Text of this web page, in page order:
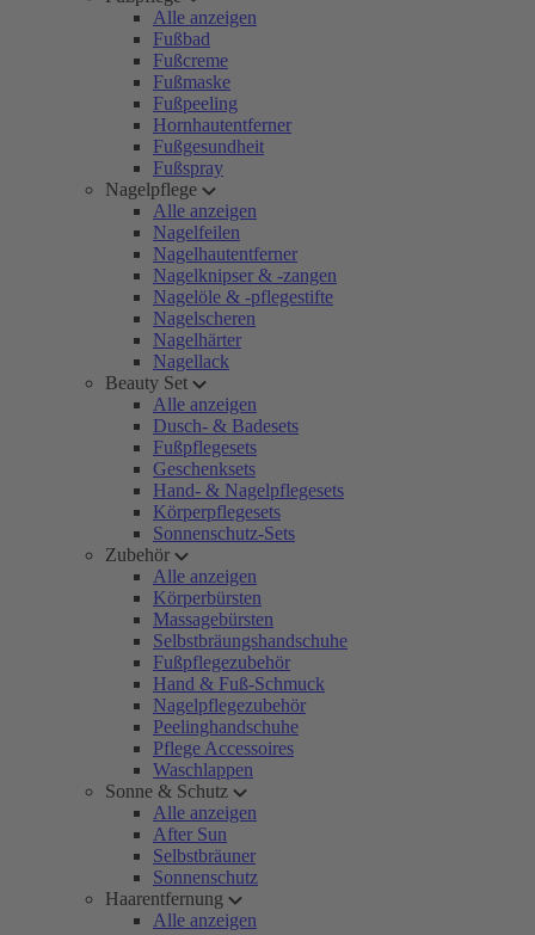
Alle anzeigen
Fußbad
Fußcreme
Fußmaske
Fußpeeling
Hornhautentferner
Fußgesundheit
Fußspray
Nagelpflege
Alle anzeigen
Nagelfeilen
Nagelhautentferner
Nagelknipser & -zangen
Nagelöle & -pflegestifte
Nagelscheren
Nagelhärter
Nagellack
Beauty Set
Alle anzeigen
Dusch- & Badesets
Fußpflegesets
Geschenksets
Hand- & Nagelpflegesets
Körperpflegesets
Sonnenschutz-Sets
Zubehör
Alle anzeigen
Körperbürsten
Massagebürsten
Selbstbräungshandschuhe
Fußpflegezubehör
Hand & Fuß-Schmuck
Nagelpflegezubehör
Peelinghandschuhe
Pflege Accessoires
Waschlappen
Sonne & Schutz
Alle anzeigen
After Sun
Selbstbräuner
Sonnenschutz
Haarentfernung
Alle anzeigen